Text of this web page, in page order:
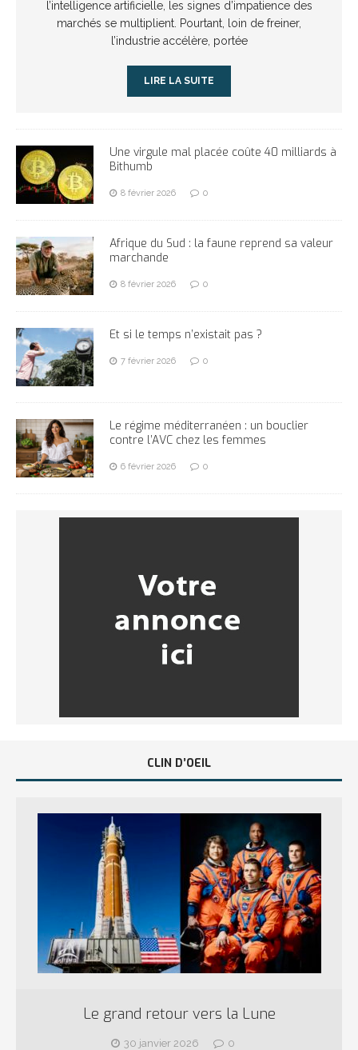
l’intelligence artificielle, les signes d’impatience des
marchés se multiplient. Pourtant, loin de freiner,
l’industrie accélère, portée
LIRE LA SUITE
Une virgule mal placée coûte 40 milliards à
Bithumb
8 février 2026 0
Afrique du Sud : la faune reprend sa valeur
marchande
8 février 2026 0
Et si le temps n’existait pas ?
7 février 2026 0
Le régime méditerranéen : un bouclier
contre l’AVC chez les femmes
6 février 2026 0
CLIN D’OEIL
Le grand retour vers la Lune
30 janvier 2026
0